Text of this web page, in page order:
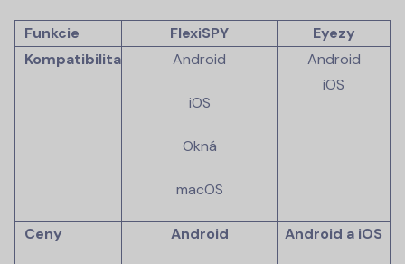
Funkcie FlexiSPY
Eyezy
Kompatibilita
Android
iOS
Okná
macOS
Android
iOS
Ceny Android Android a iOS